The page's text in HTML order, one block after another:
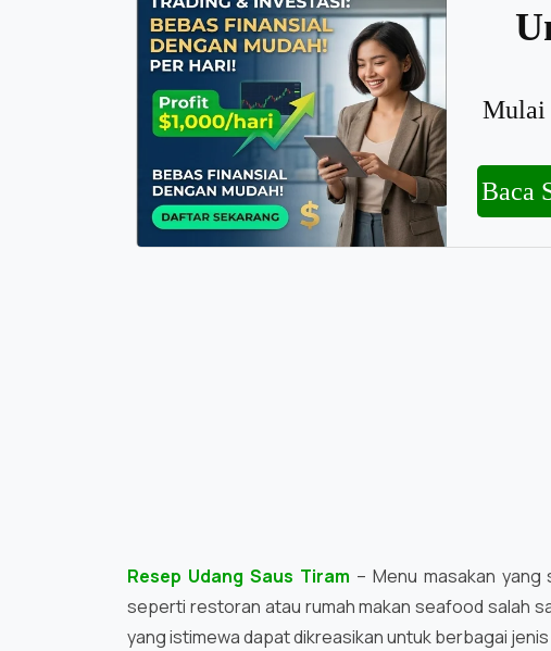
Resep Udang Saus Tiram – Menu masakan
seperti restoran atau rumah makan seafood salah
yang istimewa dapat dikreasikan untuk berbagai